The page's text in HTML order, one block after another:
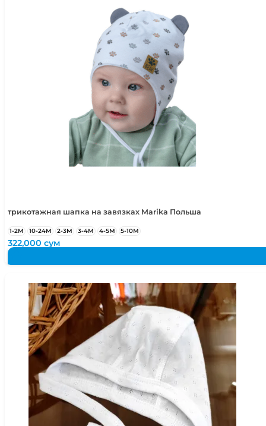
трикотажная шапка на завязках Marika Польша
1-2М 10-24М 2-3М 3-4М 4-5М 5-10М
322,000сум